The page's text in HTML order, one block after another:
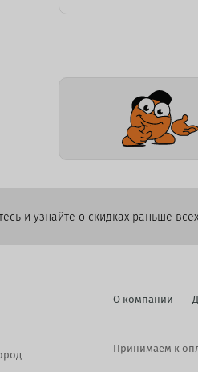
и узнайте о скидках раньше
О компании
Принимаем к